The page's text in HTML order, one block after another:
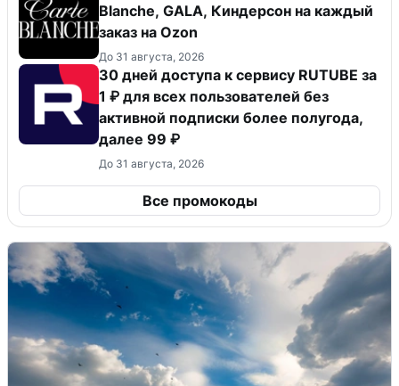
Blanche, GALA, Киндерсон на каждый
заказ на Оzon
До 31 августа, 2026
30 дней доступа к сервису RUTUBE за
1 ₽ для всех пользователей без
активной подписки более полугода,
далее 99 ₽
До 31 августа, 2026
Все промокоды